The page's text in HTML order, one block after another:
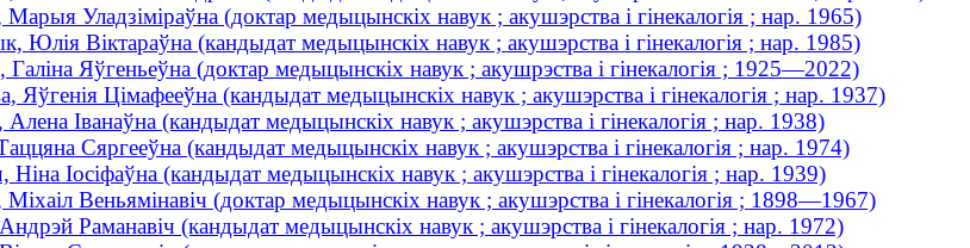
Уладзіміраўна (доктар медыцынскіх навук ; акушэрства і гінекалогія ; нар. 1965)
Юлія Віктараўна (кандыдат медыцынскіх навук ; акушэрства і гінекалогія ; нар. 1985)
Галіна Яўгеньеўна (доктар медыцынскіх навук ; акушрэства і гінекалогія ; 1925—2022)
Яўгенія Цімафееўна (кандыдат медыцынскіх навук ; акушэрства і гінекалогія ; нар. 1937)
Іванаўна (кандыдат медыцынскіх навук ; акушэрства і гінекалогія ; нар. 1938)
Сяргееўна (кандыдат медыцынскіх навук ; акушэрства і гінекалогія ; нар. 1974)
Ніна Іосіфаўна (кандыдат медыцынскіх навук ; акушэрства і гінекалогія ; нар. 1939)
Міхаіл Веньямінавіч (доктар медыцынскіх навук ; акушэрства і гінекалогія ; 1898—1967)
Раманавіч (кандыдат медыцынскіх навук ; акушэрства і гінекалогія ; нар. 1972)